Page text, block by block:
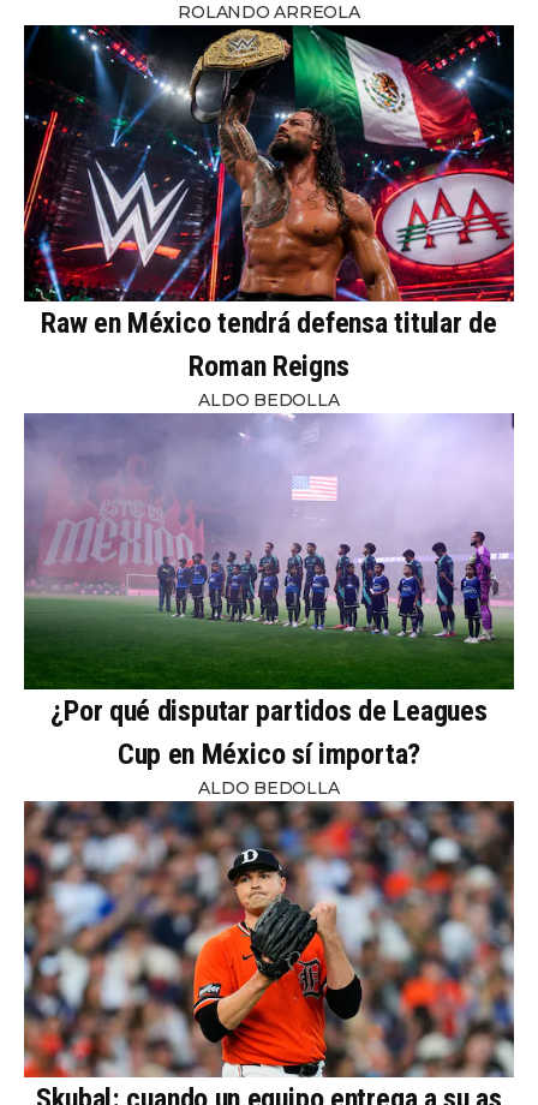
ROLANDO ARREOLA
Raw en México tendrá defensa titular de
Roman Reigns
ALDO BEDOLLA
¿Por qué disputar partidos de Leagues
Cup en México sí importa?
ALDO BEDOLLA